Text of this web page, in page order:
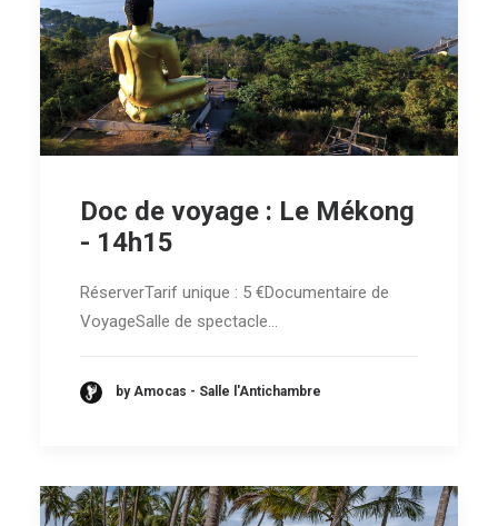
Doc de voyage : Le Mékong
- 14h15
RéserverTarif unique : 5 €Documentaire de
VoyageSalle de spectacle…
by Amocas - Salle l'Antichambre